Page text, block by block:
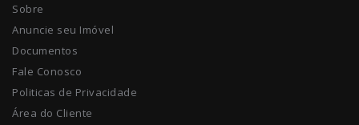
Sobre
Anuncie seu Imóvel
Documentos
Fale Conosco
Politicas de Privacidade
Área do Cliente